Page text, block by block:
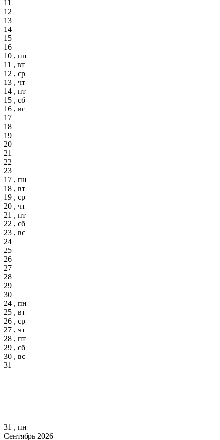
11
12
13
14
15
16
10 , пн
11 , вт
12 , ср
13 , чт
14 , пт
15 , сб
16 , вс
17
18
19
20
21
22
23
17 , пн
18 , вт
19 , ср
20 , чт
21 , пт
22 , сб
23 , вс
24
25
26
27
28
29
30
24 , пн
25 , вт
26 , ср
27 , чт
28 , пт
29 , сб
30 , вс
31
31 , пн
Сентябрь 2026